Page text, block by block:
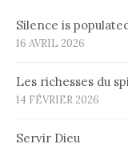
Silence is
16 AVRIL 2026
Les richesses du
14 FÉVRIER 2026
Servir Dieu